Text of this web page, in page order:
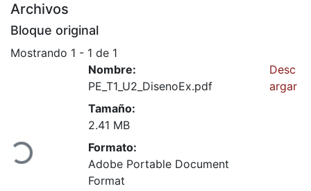
Archivos
Bloque original
Mostrando 1 - 1 de 1
Nombre:
PE_T1_U2_DisenoEx.pdf
Tamaño:
2.41 MB
Formato:
Adobe Portable Document
Format
Desc
argar